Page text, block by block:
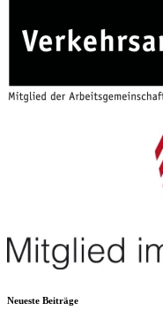
Neueste Beiträge